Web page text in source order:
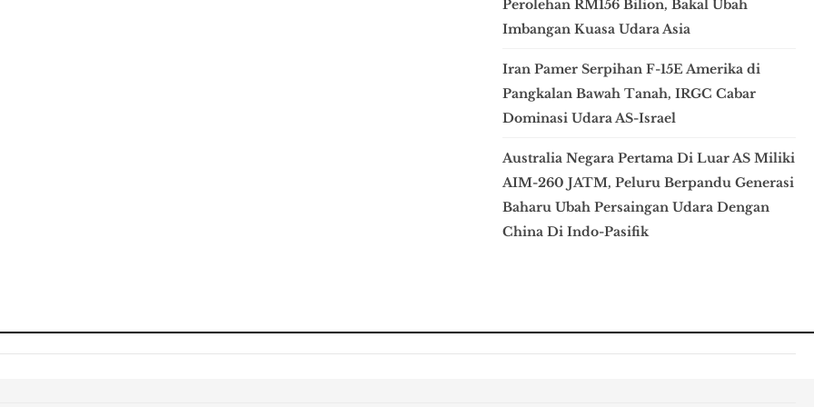
Perolehan RM156 Bilion, Bakal Ubah
Imbangan Kuasa Udara Asia
Iran Pamer Serpihan F-15E Amerika di
Pangkalan Bawah Tanah, IRGC Cabar
Dominasi Udara AS-Israel
Australia Negara Pertama Di Luar AS Miliki
AIM-260 JATM, Peluru Berpandu Generasi
Baharu Ubah Persaingan Udara Dengan
China Di Indo-Pasifik